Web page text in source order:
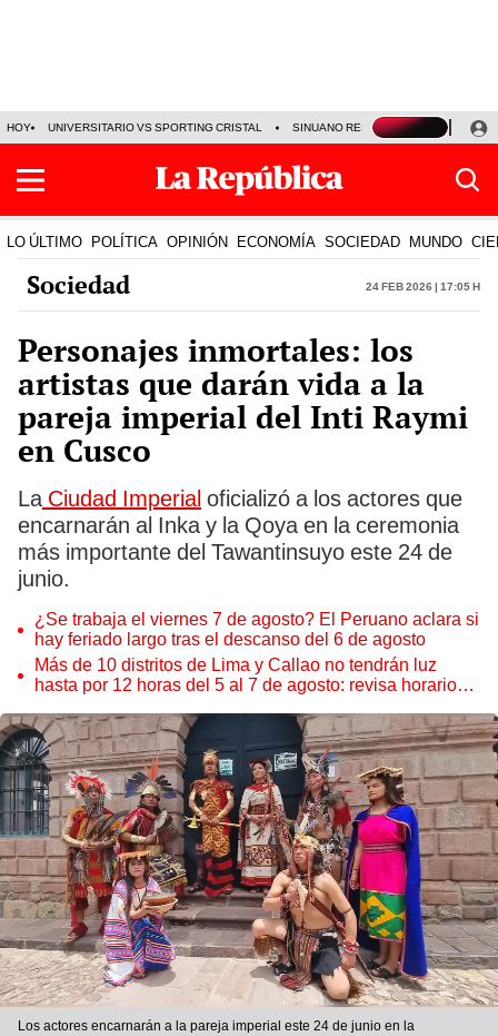
HOY UNIVERSITARIO VS SPORTING CRISTAL SINUANO RESULTADOS HOY
LO ÚLTIMO POLÍTICA OPINIÓN ECONOMÍA SOCIEDAD MUNDO
Sociedad 24 Feb 2026 | 17:05 h
Personajes inmortales: los
artistas que darán vida a la
pareja imperial del Inti Raymi
en Cusco
La Ciudad Imperial oficializó a los actores que
encarnarán al Inka y la Qoya en la ceremonia
más importante del Tawantinsuyo este 24 de
junio.
¿Se trabaja el viernes 7 de agosto? El Peruano aclara si
hay feriado largo tras el descanso del 6 de agosto
Más de 10 distritos de Lima y Callao no tendrán luz
hasta por 12 horas del 5 al 7 de agosto: revisa horarios y
Los actores encarnarán a la pareja imperial este 24 de junio en la